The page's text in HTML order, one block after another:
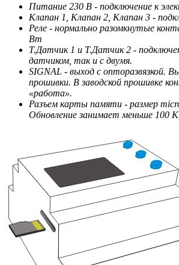
Питание 230 В - подключение к
Клапан 1, Клапан 2, Клапан 3 -
Реле - нормально разомкнутые
Вт
Т.Датчик 1 и Т.Датчик 2 -
датчиком, так и с двумя.
SIGNAL - выход с опторазвязкой.
прошивки. В заводской прошивке
«работа».
Разъем карты памяти - размер
Обновление занимает меньше 100